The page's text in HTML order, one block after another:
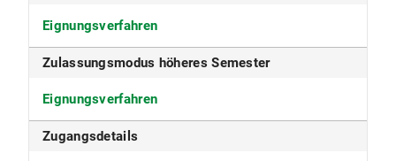
Deutsch
Fakultät
Fakultät für Sprach- und
Literaturwissenschaften
Eignungsverfahren
Zulassungsmodus höheres Semester
Eignungsverfahren
Zugangsdetails